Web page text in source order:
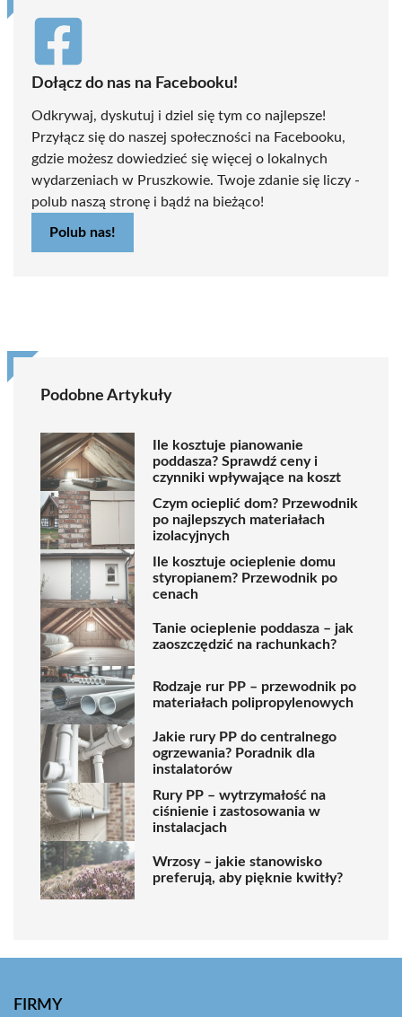
Dołącz do nas na Facebooku!
Odkrywaj, dyskutuj i dziel się tym co najlepsze!
Przyłącz się do naszej społeczności na Facebooku,
gdzie możesz dowiedzieć się więcej o lokalnych
wydarzeniach w Pruszkowie. Twoje zdanie się liczy -
polub naszą stronę i bądź na bieżąco!
Polub nas!
Podobne Artykuły
Ile kosztuje pianowanie
poddasza? Sprawdź ceny i
czynniki wpływające na koszt
Czym ocieplić dom? Przewodnik
po najlepszych materiałach
izolacyjnych
Ile kosztuje ocieplenie domu
styropianem? Przewodnik po
cenach
Tanie ocieplenie poddasza – jak
zaoszczędzić na rachunkach?
Rodzaje rur PP – przewodnik po
materiałach polipropylenowych
Jakie rury PP do centralnego
ogrzewania? Poradnik dla
instalatorów
Rury PP – wytrzymałość na
ciśnienie i zastosowania w
instalacjach
Wrzosy – jakie stanowisko
preferują, aby pięknie kwitły?
FIRMY